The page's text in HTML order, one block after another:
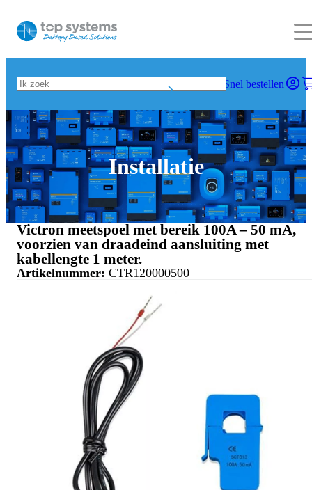
Snel bestellen
Installatie
Victron meetspoel met bereik 100A – 50 mA,
voorzien van draadeind aansluiting met
kabellengte 1 meter.
Artikelnummer: CTR120000500